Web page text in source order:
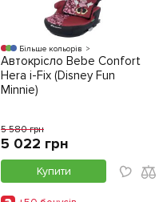
Більше кольорів
Автокрісло Bebe Confort
Hera i-Fix (Disney Fun
Minnie)
5 580 грн
5 022 грн
Купити